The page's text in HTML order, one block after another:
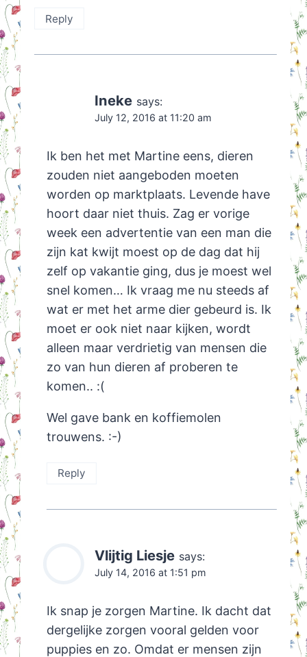
Reply
Ineke says:
July 12, 2016 at 11:20 am
Ik ben het met Martine eens, dieren
zouden niet aangeboden moeten
worden op marktplaats. Levende have
hoort daar niet thuis. Zag er vorige
week een advertentie van een man die
zijn kat kwijt moest op de dag dat hij
zelf op vakantie ging, dus je moest wel
snel komen… Ik vraag me nu steeds af
wat er met het arme dier gebeurd is. Ik
moet er ook niet naar kijken, wordt
alleen maar verdrietig van mensen die
zo van hun dieren af proberen te
komen.. :(
Wel gave bank en koffiemolen
trouwens. :-)
Reply
Vlijtig Liesje says:
July 14, 2016 at 1:51 pm
Ik snap je zorgen Martine. Ik dacht dat
dergelijke zorgen vooral gelden voor
puppies en zo. Omdat er mensen zijn